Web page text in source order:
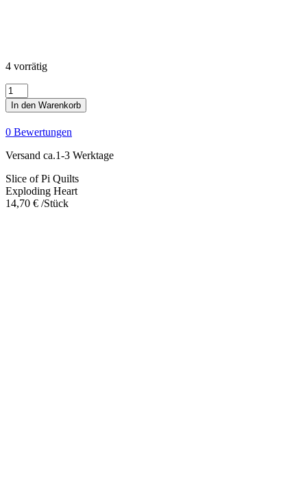
4 vorrätig
Exploding
Heart
Menge
In den Warenkorb
0 Bewertungen
Versand ca.1-3 Werktage
Slice of Pi Quilts
Exploding Heart
14,70 € /Stück